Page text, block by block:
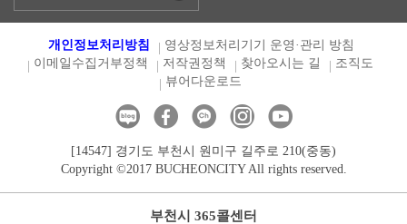
개인정보처리방침
영상정보처리기기 운영·관리 방침
이메일수집거부정책
저작권정책 찾아오시는 길
조직도
뷰어다운로드
[14547] 경기도 부천시 원미구 길주로 210(중동)
Copyright ©2017 BUCHEONCITY All rights reserved.
부천시 365콜센터